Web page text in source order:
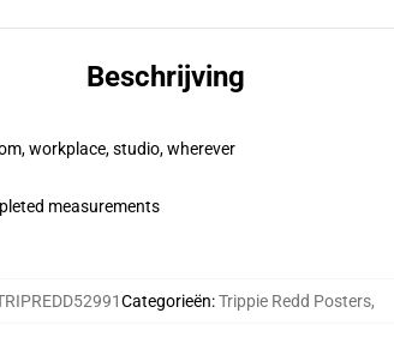
Beschrijving
workplace, studio, wherever
measurements
Categorieën:Trippie Redd Posters,